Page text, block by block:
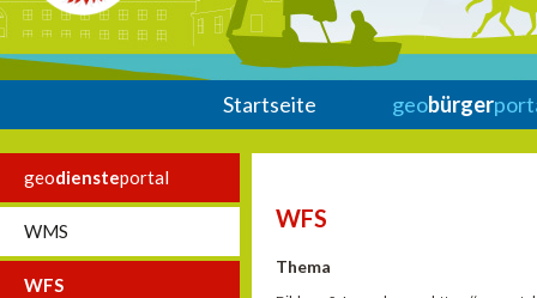
Startseite geobürger
geodiensteportal
WMS
WFS
WFS
Thema